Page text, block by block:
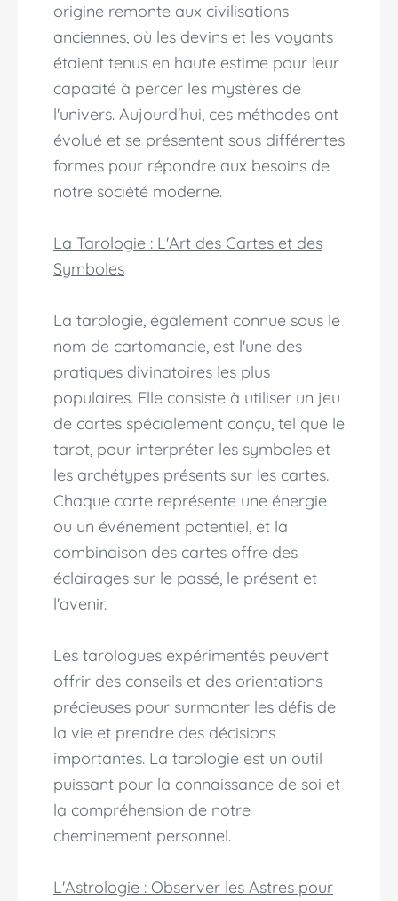
origine remonte aux civilisations
anciennes, où les devins et les voyants
étaient tenus en haute estime pour leur
capacité à percer les mystères de
l'univers. Aujourd'hui, ces méthodes ont
évolué et se présentent sous différentes
formes pour répondre aux besoins de
notre société moderne.
La Tarologie : L'Art des Cartes et des
Symboles
La tarologie, également connue sous le
nom de cartomancie, est l'une des
pratiques divinatoires les plus
populaires. Elle consiste à utiliser un jeu
de cartes spécialement conçu, tel que le
tarot, pour interpréter les symboles et
les archétypes présents sur les cartes.
Chaque carte représente une énergie
ou un événement potentiel, et la
combinaison des cartes offre des
éclairages sur le passé, le présent et
l'avenir.
Les tarologues expérimentés peuvent
offrir des conseils et des orientations
précieuses pour surmonter les défis de
la vie et prendre des décisions
importantes. La tarologie est un outil
puissant pour la connaissance de soi et
la compréhension de notre
cheminement personnel.
L'Astrologie : Observer les Astres pour